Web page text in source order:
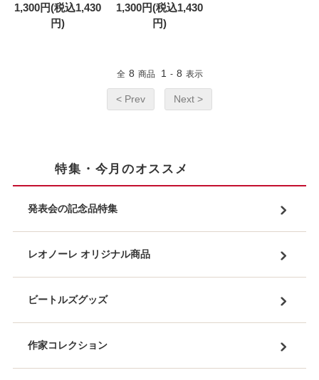
1,300円(税込1,430
円)
1,300円(税込1,430
円)
全 8 商品 1 - 8 表示
< Prev Next >
特集・今月のオススメ
発表会の記念品特集
レオノーレ オリジナル商品
ビートルズグッズ
作家コレクション